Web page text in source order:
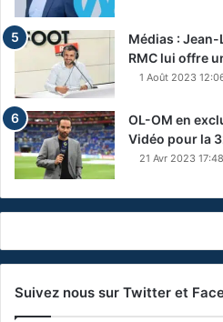
Médias :
RMC lui offre
1 Août 2023
OL-OM en
Vidéo pour la
21 Avr 2023
Suivez nous sur Twitter et